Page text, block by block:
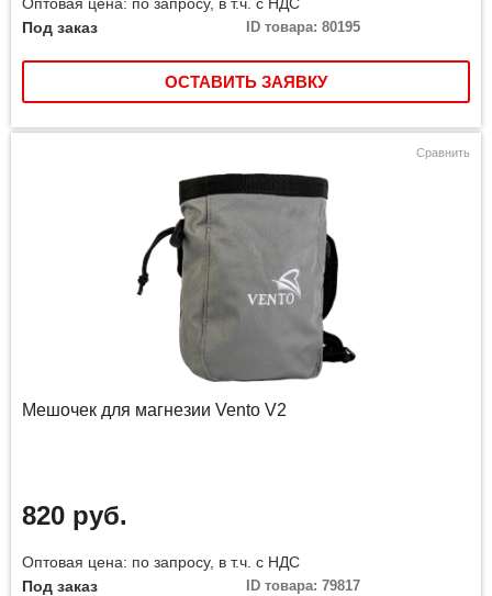
Под заказ
ID товара: 80195
ОСТАВИТЬ ЗАЯВКУ
Сравнить
Мешочек для магнезии Vento V2
820 руб.
Оптовая цена: по запросу, в т.ч. с НДС
Под заказ
ID товара: 79817